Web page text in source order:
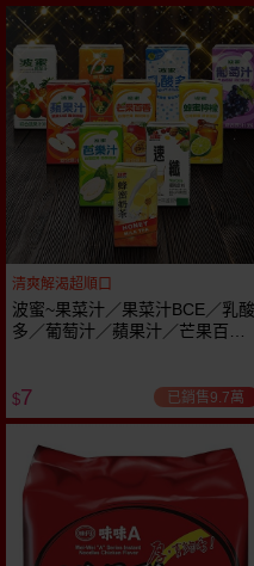
清爽解渴超順口
波蜜~果菜汁／果菜汁BCE／乳酸
多／葡萄汁／蘋果汁／芒果百香
(160ml) 款式可選
$7 已銷售9.7萬